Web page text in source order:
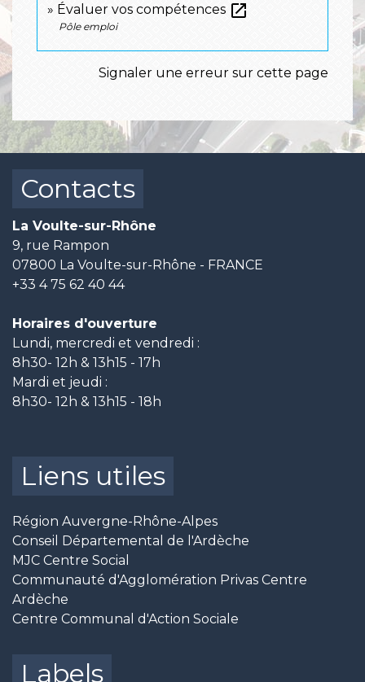
Évaluer vos compétences open_in_new
Pôle emploi
Signaler une erreur sur cette page
Contacts
La Voulte-sur-Rhône
9, rue Rampon
07800 La Voulte-sur-Rhône - FRANCE
+33 4 75 62 40 44
Horaires d'ouverture
Lundi, mercredi et vendredi :
8h30- 12h & 13h15 - 17h
Mardi et jeudi :
8h30- 12h & 13h15 - 18h
Liens utiles
Région Auvergne-Rhône-Alpes
Conseil Départemental de l'Ardèche
MJC Centre Social
Communauté d'Agglomération Privas Centre
Ardèche
Centre Communal d'Action Sociale
Labels